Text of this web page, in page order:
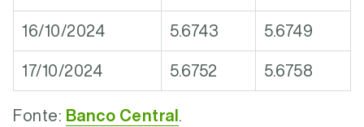
16/10/2024 5.6743 5.6749
17/10/2024 5.6752 5.6758
Fonte: Banco Central